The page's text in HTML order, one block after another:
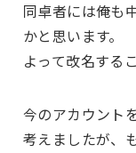
同卓者には俺も
かと思います。
よって改名する
今のアカウント
考えましたが、